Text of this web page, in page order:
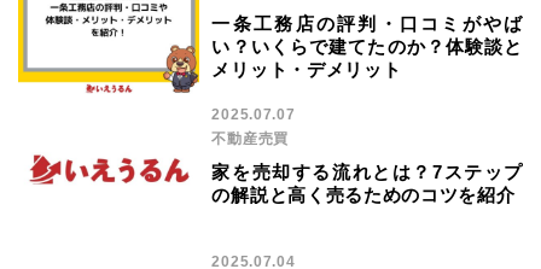
一条工務店の評判・口コミがやば
い？いくらで建てたのか？体験談と
メリット・デメリット
家を売却する流れとは？7ステップ
の解説と高く売るためのコツを紹介
2025.07.07
不動産売買
2025.07.04